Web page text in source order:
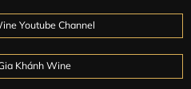
Youtube Channel
Khánh Wine